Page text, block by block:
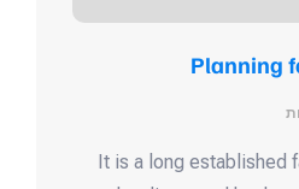
Planning
It is a long established